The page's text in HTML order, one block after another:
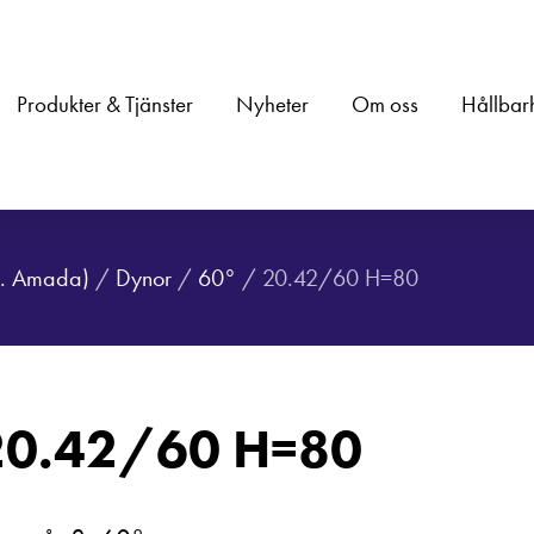
Produkter & Tjänster Nyheter Om oss
Amada) / Dynor / 60° / 20.42/60 H=80
60 H=80